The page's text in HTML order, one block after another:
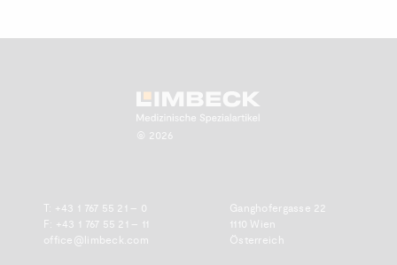
Zum Anfang scrollen.
© 2026
T: +43 1 767 55 21 – 0
F: +43 1 767 55 21 – 11
office@limbeck.com
Ganghofergasse 22
1110 Wien
Österreich